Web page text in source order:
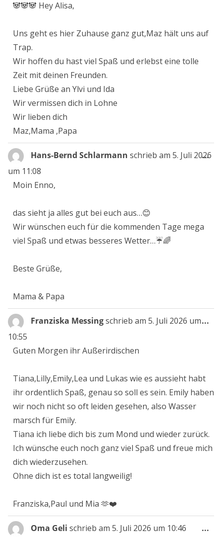
🐼🐼🐼 Hey Alisa,
Uns geht es hier Zuhause ganz gut,Maz hält uns auf
Trap.
Wir hoffen du hast viel Spaß und erlebst eine tolle
Zeit mit deinen Freunden.
Liebe Grüße an Ylvi und Ida
Wir vermissen dich in Lohne
Wir lieben dich
Maz,Mama ,Papa
Hans-Bernd Schlarmann schrieb am 5. Juli 2026
um 11:08
Moin Enno,
das sieht ja alles gut bei euch aus…😊
Wir wünschen euch für die kommenden Tage mega
viel Spaß und etwas besseres Wetter…☔️🌈
Beste Grüße,
Mama & Papa
...
Franziska Messingschrieb am 5. Juli 2026 um
10:55
Guten Morgen ihr Außerirdischen
Tiana,Lilly,Emily,Lea und Lukas wie es aussieht habt
ihr ordentlich Spaß, genau so soll es sein. Emily haben
wir noch nicht so oft leiden gesehen, also Wasser
marsch für Emily.
Tiana ich liebe dich bis zum Mond und wieder zurück.
Ich wünsche euch noch ganz viel Spaß und freue mich
dich wiederzusehen.
Ohne dich ist es total langweilig!
Franziska,Paul und Mia 🫶❤️
...
Oma Geli schrieb am 5. Juli 2026 um 10:46
...